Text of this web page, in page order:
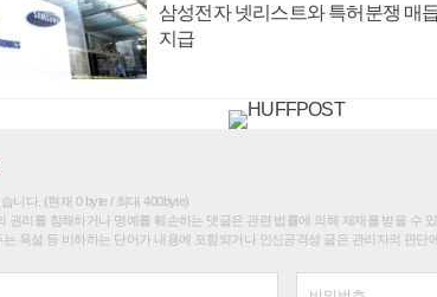
삼성전자 넷리스트와 특허분쟁 매
지급
니다. (현재 0 byte / 최대 400byte)
권리를 침해하거나 명예를 훼손하는 댓글은 관련 법률에 의해 제재를 받을 수
욕설 등 비하하는 단어가 내용에 포함되거나 인신공격성 글은 관리자의 판단